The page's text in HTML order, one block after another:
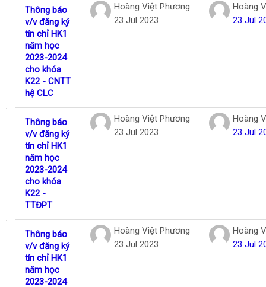
Thông báo
v/v đăng ký
tín chỉ HK1
năm học
2023-2024
cho khóa
K22 - CNTT
hệ CLC
Hoàng Việt Phương
23 Jul 2023
Hoàng
23 Jul
Thông báo
v/v đăng ký
tín chỉ HK1
năm học
2023-2024
cho khóa
K22 -
TTĐPT
Hoàng Việt Phương
23 Jul 2023
Hoàng
23 Jul
Thông báo
v/v đăng ký
tín chỉ HK1
năm học
2023-2024
Hoàng Việt Phương
23 Jul 2023
Hoàng
23 Jul